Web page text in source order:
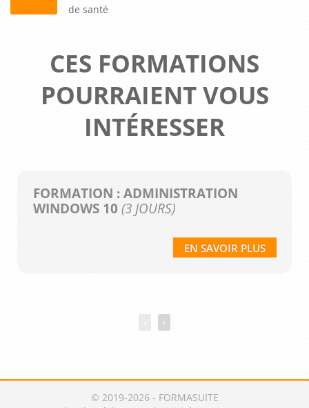
de santé
CES FORMATIONS
POURRAIENT VOUS
INTÉRESSER
FORMATION : ADMINISTRATION
WINDOWS 10 (3 JOURS)
EN SAVOIR PLUS
›
© 2019-2026 - FORMASUITE